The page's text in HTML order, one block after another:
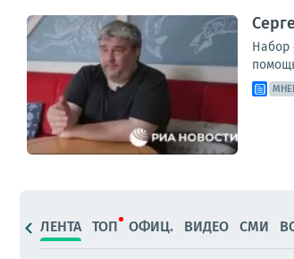
Набор
ЛЕНТА ТОП ОФИЦ. ВИДЕО СМИ